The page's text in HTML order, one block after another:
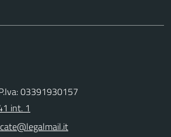
03391930157
int. 1